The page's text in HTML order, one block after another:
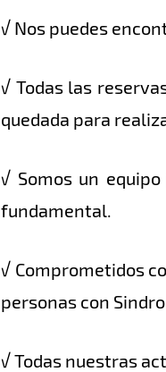
√ Nos puedes
√ Todas las
quedada para
√ Somos un
fundamental.
√ Comprometidos
personas con
√ Todas nuestras